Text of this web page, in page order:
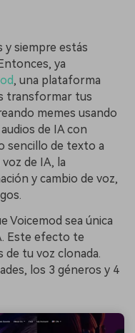
y siempre estás
ya
, una plataforma
transformar tus
memes usando
de IA con
sencillo de texto a
de IA, la
y cambio de voz,
Voicemod sea única
Este efecto te
tu voz clonada.
los 3 géneros y 4